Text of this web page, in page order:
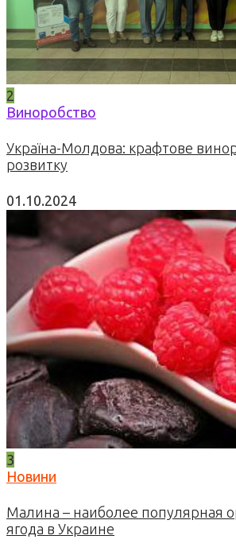
2
Виноробство
Україна-Молдова: крафтове
розвитку
01.10.2024
3
Новини
Малина – наиболее популярная
ягода в Украине